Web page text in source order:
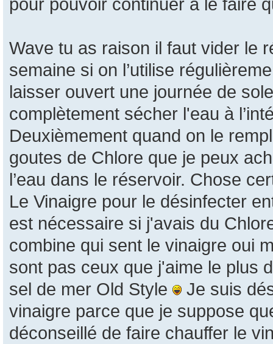
pour pouvoir continuer à le faire
Wave tu as raison il faut vider le
semaine si on l’utilise
laisser ouvert une journée de
complètement sécher l'eau à
Deuxièmement quand on le
goutes de Chlore que je peux
l’eau dans le réservoir. Chose
Le Vinaigre pour le désinfecter
est nécessaire si j'avais du
combine qui sent le vinaigre oui
sont pas ceux que j'aime le plus
sel de mer Old Style
Je suis
vinaigre parce que je suppose
déconseillé de faire chauffer le